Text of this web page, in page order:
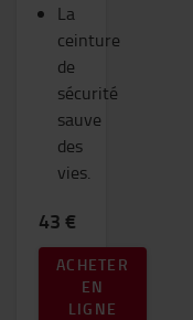
La
ceinture
de
sécurité
sauve
des
vies.
43 €
ACHETER
EN
LIGNE